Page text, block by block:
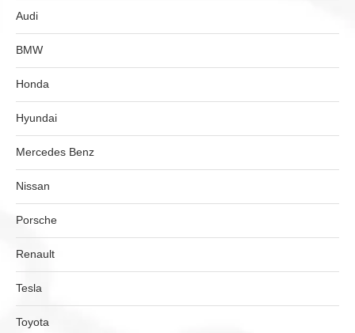
Audi
BMW
Honda
Hyundai
Mercedes Benz
Nissan
Porsche
Renault
Tesla
Toyota